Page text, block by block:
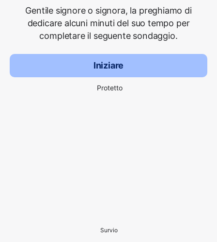
Gentile signore o signora, la preghiamo di
dedicare alcuni minuti del suo tempo per
completare il seguente sondaggio.
Iniziare
Protetto
Survio